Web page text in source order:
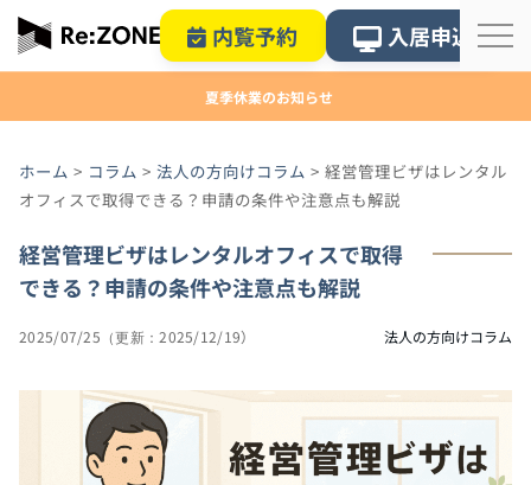
内覧予約 入居申込
夏季休業のお知らせ
ホーム > コラム > 法人の方向けコラム > 経営管理ビザはレンタル
オフィスで取得できる？申請の条件や注意点も解説
経営管理ビザはレンタルオフィスで取得
できる？申請の条件や注意点も解説
2025/07/25 2025/12/19 法人の方向けコラム